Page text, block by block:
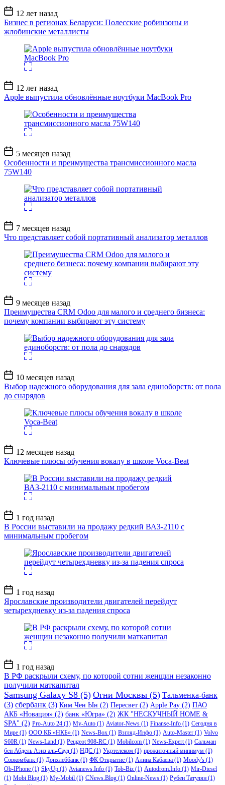
Дата
записи
12 лет назад
Бизнес в регионах Беларуси: Полесские робинзоны и
жлобинские металлисты
Дата
записи
12 лет назад
Apple выпустила обновлённые ноутбуки MacBook Pro
Дата
записи
5 месяцев назад
Особенности и преимущества трансмиссионного масла
75W140
Дата
записи
7 месяцев назад
Что представляет собой портативный анализатор металлов
Дата
записи
9 месяцев назад
Преимущества CRM Odoo для малого и среднего бизнеса:
почему компании выбирают эту систему
Дата
записи
10 месяцев назад
Выбор надежного оборудования для зала единоборств: от пола
до снарядов
Дата
записи
12 месяцев назад
Ключевые плюсы обучения вокалу в школе Voca-Beat
Дата
записи
1 год назад
В России выставили на продажу редкий ВАЗ-2110 с
минимальным пробегом
Дата
записи
1 год назад
Ярославские производители двигателей перейдут
четырехдневку из-за падения спроса
Дата
записи
1 год назад
В РФ раскрыли схему, по которой сотни женщин незаконно
получили маткапитал
Samsung Galaxy S8 (5) Огни Москвы (5) Тальменка-банк
(3) сбербанк (3) Ким Чен Ын (2) Пересвет (2) Apple Pay (2) ПАО
АКБ «Новация» (2) банк «Югра» (2) ЖК "НЕСКУЧНЫЙ HOME &
SPA" (2) Pro-Auto 24 (1) My-Auto (1) Aviator-News (1) Finanse-Info (1) Сегодня в
Мире (1) ООО КБ «НКБ» (1) News-Box (1) Взгляд-Инфо (1) Auto-Master (1) Volvo
S60R (1) News-Land (1) Peugeot 908-RC (1) Mobilcom (1) News-Expert(1) Сальман
бен Абдель Азиз аль-Сауд (1) НДС (1) Укртелеком (1) прожиточный минимум (1)
Совкомбанк (1) Донхлеббанк (1) ФК Открытие (1) Алина Кабаева (1) Moody's (1)
Ob-IPhone (1) SkyUp (1) Avianews.Info (1) Tob-Biz (1) Autodrom.Info (1) Mir-Diesel
(1) Mobi Blog (1) My-Mobil (1) CNews.Blog (1) Online-News (1) Рубен Татулян (1)